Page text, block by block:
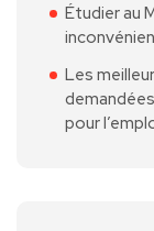
Étudier au
Les
pour